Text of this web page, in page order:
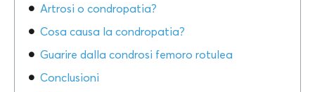
Artrosi o condropatia?
Cosa causa la condropatia?
Guarire dalla condrosi femoro rotulea
Conclusioni